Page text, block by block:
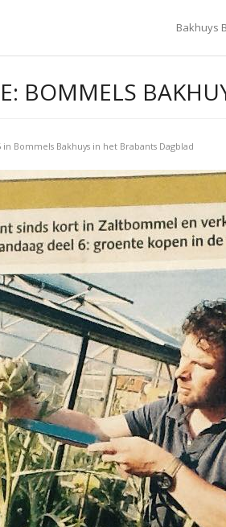
Bakhuys
BOMMELS
in Bommels Bakhuys in het Brabants Dagblad